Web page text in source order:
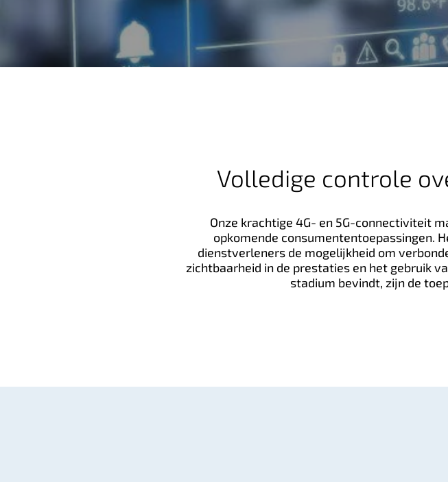
u
Volledige controle
Onze krachtige 4G- en 5G-connectiviteit
opkomende consumententoepassingen.
dienstverleners de mogelijkheid om
zichtbaarheid in de prestaties en het gebruik
stadium bevindt, zijn de